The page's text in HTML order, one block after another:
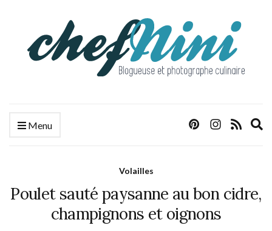
Menu
Volailles
Poulet sauté paysanne au bon cidre,
champignons et oignons